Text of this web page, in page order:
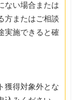
い場合または
方またはご相談
実施できると確
獲得対象外とな